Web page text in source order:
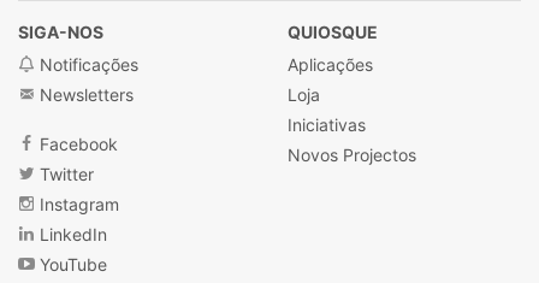
SIGA-NOS
Notificações
Newsletters
Facebook
Twitter
Instagram
LinkedIn
YouTube
QUIOSQUE
Aplicações
Loja
Iniciativas
Novos Projectos